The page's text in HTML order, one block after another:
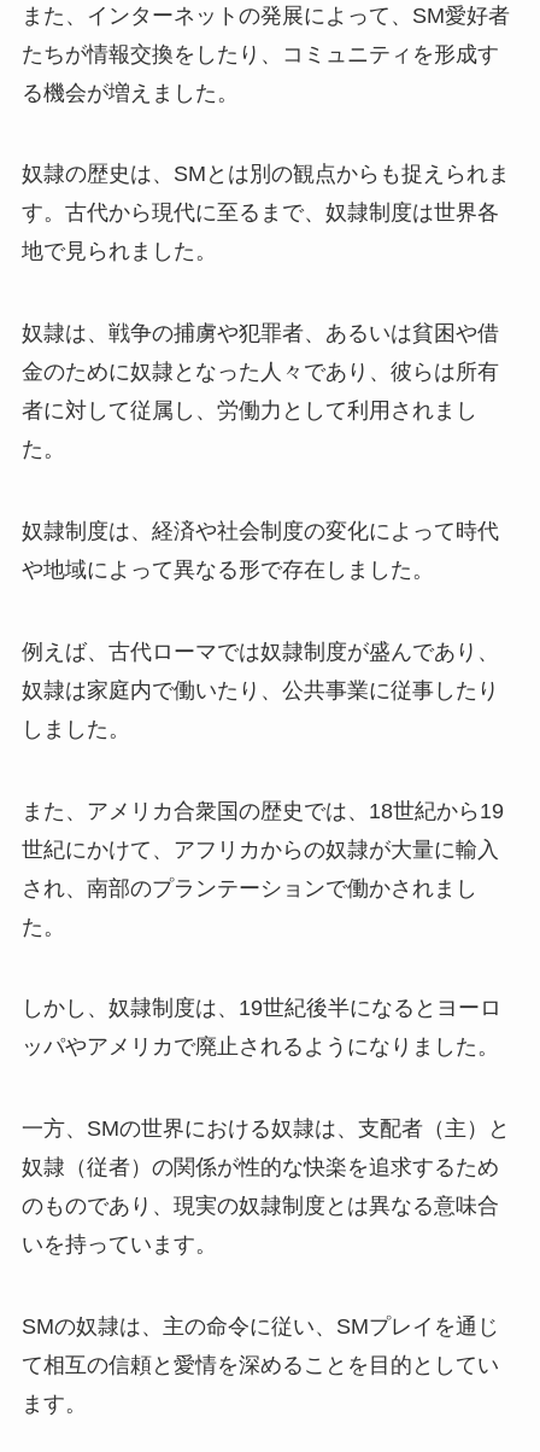
また、インターネットの発展によって、SM愛好者
たちが情報交換をしたり、コミュニティを形成す
る機会が増えました。
奴隷の歴史は、SMとは別の観点からも捉えられま
す。古代から現代に至るまで、奴隷制度は世界各
地で見られました。
奴隷は、戦争の捕虜や犯罪者、あるいは貧困や借
金のために奴隷となった人々であり、彼らは所有
者に対して従属し、労働力として利用されまし
た。
奴隷制度は、経済や社会制度の変化によって時代
や地域によって異なる形で存在しました。
例えば、古代ローマでは奴隷制度が盛んであり、
奴隷は家庭内で働いたり、公共事業に従事したり
しました。
また、アメリカ合衆国の歴史では、18世紀から19
世紀にかけて、アフリカからの奴隷が大量に輸入
され、南部のプランテーションで働かされまし
た。
しかし、奴隷制度は、19世紀後半になるとヨーロ
ッパやアメリカで廃止されるようになりました。
一方、SMの世界における奴隷は、支配者（主）と
奴隷（従者）の関係が性的な快楽を追求するため
のものであり、現実の奴隷制度とは異なる意味合
いを持っています。
SMの奴隷は、主の命令に従い、SMプレイを通じ
て相互の信頼と愛情を深めることを目的としてい
ます。